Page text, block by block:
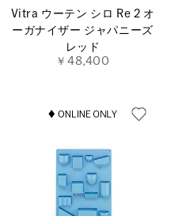
Vitra ウーテン シロ Re 2 オ
ーガナイザー ジャパニーズ
レッド
￥48,400